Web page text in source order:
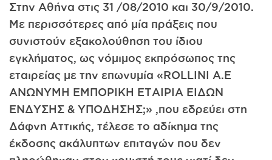
Στην Αθήνα στις 31 /08/2010 και 30/9/2010.
Με περισσότερες από μία πράξεις που
συνιστούν εξακολούθηση του ίδιου
εγκλήματος, ως νόμιμος εκπρόσωπος της
εταιρείας με την επωνυμία «ROLLINI Α.Ε
ΑΝΩΝΥΜΗ ΕΜΠΟΡΙΚΗ ΕΤΑΙΡΙΑ ΕΙΔΩΝ
ΕΝΔΥΣΗΣ & ΥΠΟΔΗΣΗΣ;» ,που εδρεύει στη
Δάφνη Αττικής, τέλεσε το αδίκημα της
έκδοσης ακάλυπτων επιταγών που δεν